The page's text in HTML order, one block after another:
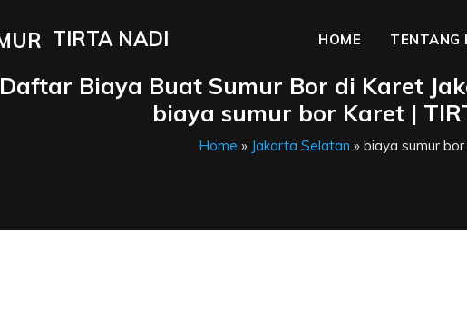
TIRTA NADI HOME TENTANG
Daftar Biaya Buat Sumur Bor di Karet
biaya sumur bor Karet |
Home » Jakarta Selatan » biaya sumur